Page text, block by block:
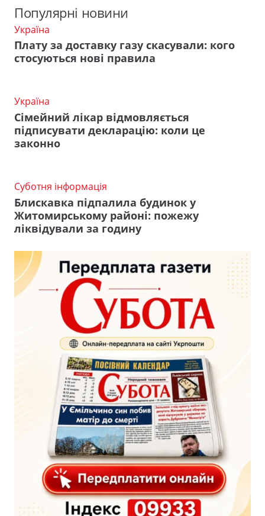
Популярні новини
Україна
Плату за доставку газу скасували: кого
стосуються нові правила
Україна
Сімейний лікар відмовляється
підписувати декларацію: коли це
законно
Суботня інформація
Блискавка підпалила будинок у
Житомирському районі: пожежу
ліквідували за годину